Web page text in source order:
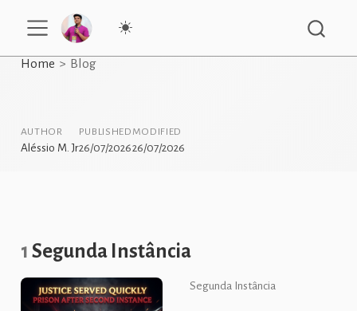
Home Blog
AUTHOR
Aléssio M. Jr
PUBLISHED
26/07/2026
MODIFIED
26/07/2026
1 Segunda Instância
Segunda Instância